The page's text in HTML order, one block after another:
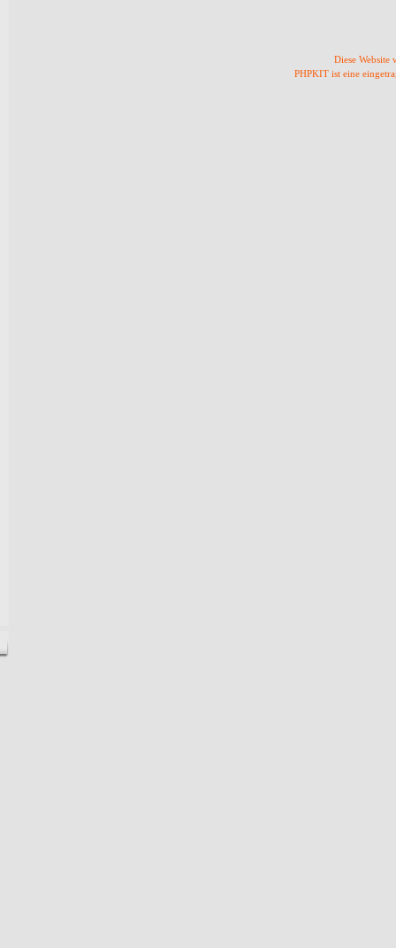
Diese Website
PHPKIT ist eine